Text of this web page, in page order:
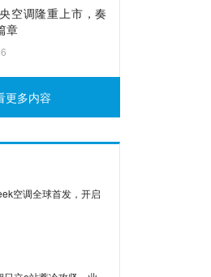
空调隆重上市，奏
章
更多内容
空调全球首发，开启